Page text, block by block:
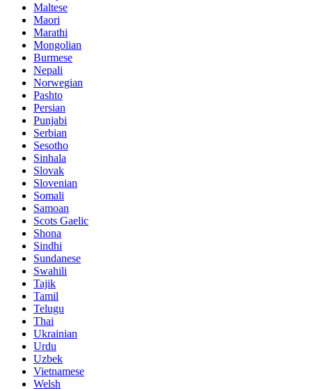
Maltese
Maori
Marathi
Mongolian
Burmese
Nepali
Norwegian
Pashto
Persian
Punjabi
Serbian
Sesotho
Sinhala
Slovak
Slovenian
Somali
Samoan
Scots Gaelic
Shona
Sindhi
Sundanese
Swahili
Tajik
Tamil
Telugu
Thai
Ukrainian
Urdu
Uzbek
Vietnamese
Welsh